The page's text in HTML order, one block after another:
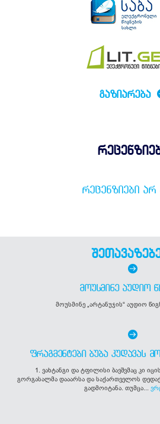
ᲒᲐᲖᲘᲐᲠᲔᲑᲐ
ᲠᲔᲪᲔᲜᲖᲘᲔᲑᲘ ᲐᲠ
ᲛᲝᲣᲡᲛᲘᲜᲔ ᲐᲣᲓᲘᲝ
მოუსმინე „არტანუჯის“ აუდიო
ᲤᲠᲐᲒᲛᲔᲜᲢᲔᲑᲘ ᲑᲣᲑᲐ ᲙᲣᲓᲐᲕᲐᲡ
1. ვახტანგი და ტფილისი ბავშვმაც კი
გორგასალმა დააარსა და საქართველოს
გადმოიტანა. თუმცა...